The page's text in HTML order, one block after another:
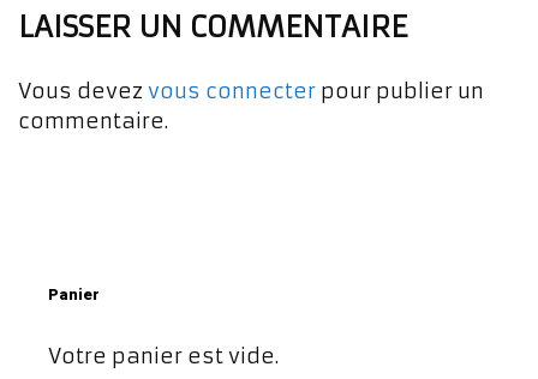
LAISSER UN COMMENTAIRE
Vous devez vous connecter pour publier un
commentaire.
Panier
Votre panier est vide.